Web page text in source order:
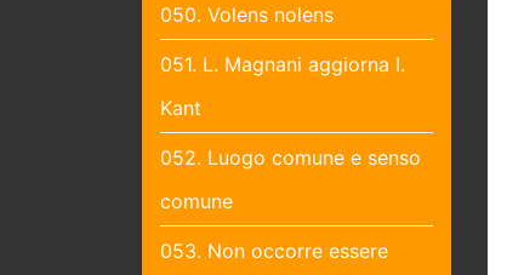
050. Volens nolens
051. L. Magnani aggiorna I.
Kant
052. Luogo comune e senso
comune
053. Non occorre essere